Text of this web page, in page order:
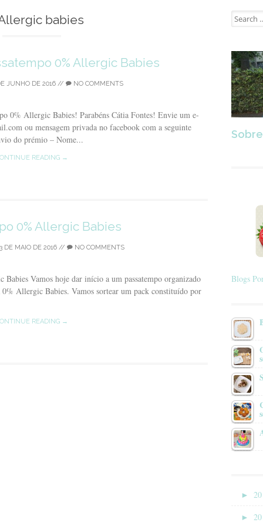
babies
0% Allergic Babies
JUNHO DE 2016// NO COMMENTS
0% Allergic Babies! Parabéns Cátia Fontes! Envie um e-
ou mensagem privada no facebook com a seguinte
do prémio – Nome...
READING →
0% Allergic Babies
DE MAIO DE 2016// NO COMMENTS
Vamos hoje dar início a um passatempo organizado
Allergic Babies. Vamos sortear um pack constituído por
READING →
Search
for:
Blogs
►
►